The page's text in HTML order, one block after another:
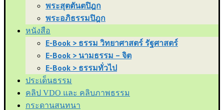
พระสุตตันตปิฎก
พระอภิธรรมปิฎก
หนังสือ
E-Book > ธรรม วิทยาศาสตร์ รัฐศาสตร์
E-Book > นามธรรม – จิต
E-Book > ธรรมทั่วไป
ประเด็นธรรม
คลิป VDO และ คลิบภาพธรรม
กระดานสนทนา